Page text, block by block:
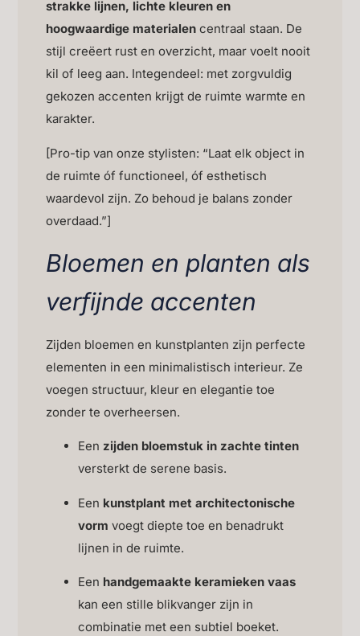
strakke lijnen, lichte kleuren en
hoogwaardige materialencentraal staan. De
stijl creëert rust en overzicht, maar voelt nooit
kil of leeg aan. Integendeel: met zorgvuldig
gekozen accenten krijgt de ruimte warmte en
karakter.
[Pro-tip van onze stylisten: “Laat elk object in
de ruimte óf functioneel, óf esthetisch
waardevol zijn. Zo behoud je balans zonder
overdaad.”]
Bloemen en planten als
verfijnde accenten
Zijden bloemen en kunstplanten zijn perfecte
elementen in een minimalistisch interieur. Ze
voegen structuur, kleur en elegantie toe
zonder te overheersen.
Een zijden bloemstuk in zachte tinten
versterkt de serene basis.
Een kunstplant met architectonische
vorm voegt diepte toe en benadrukt
lijnen in de ruimte.
Een handgemaakte keramieken vaas
kan een stille blikvanger zijn in
combinatie met een subtiel boeket.